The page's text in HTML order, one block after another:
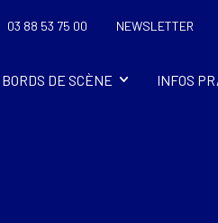
03 88 53 75 00 NEWSLETTER
BORDS DE SCÈNE INFOS